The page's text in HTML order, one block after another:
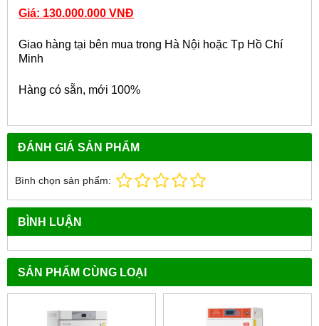
Giá: 130.000.000 VNĐ
Giao hàng tại bên mua trong Hà Nội hoặc Tp Hồ Chí
Minh
Hàng có sẵn, mới 100%
ĐÁNH GIÁ SẢN PHẨM
Bình chọn sản phẩm:
BÌNH LUẬN
SẢN PHẨM CÙNG LOẠI